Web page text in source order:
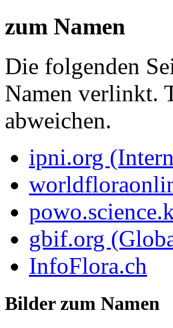
zum Namen
Die folgenden
Namen verlinkt.
abweichen.
ipni.org
gbif.org
InfoFlora.ch
Bilder zum Namen